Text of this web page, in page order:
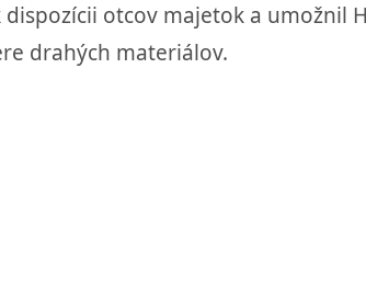
otcov majetok a umožnil
drahých materiálov.